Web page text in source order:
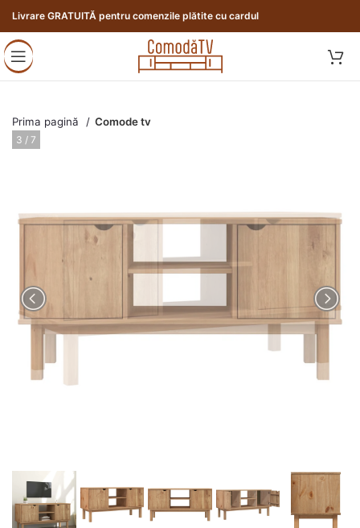
Livrare GRATUITĂ pentru comenzile plătite cu cardul
Prima pagină Comode tv
3 / 7